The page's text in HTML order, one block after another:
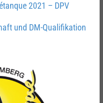
2021 – DPV
und DM-Qualifikation